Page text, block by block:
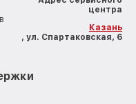
центра
Казань
, ул. Спартаковская, 6